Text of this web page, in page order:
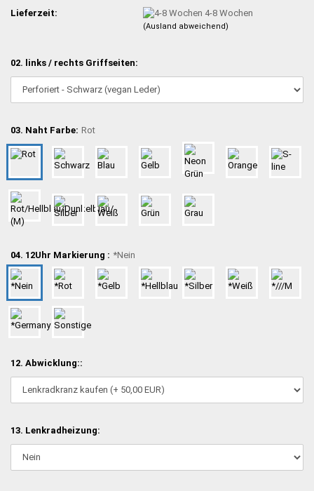
Lieferzeit:
4-8 Wochen
(Ausland abweichend)
02. links / rechts Griffseiten:
03. Naht Farbe: Rot
04. 12Uhr Markierung : *Nein
12. Abwicklung::
13. Lenkradheizung: